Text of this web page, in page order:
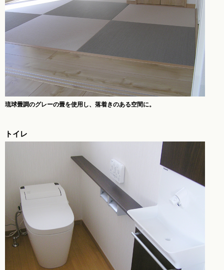
琉球畳調のグレーの畳を使用し、落着きのある空間に。
トイレ